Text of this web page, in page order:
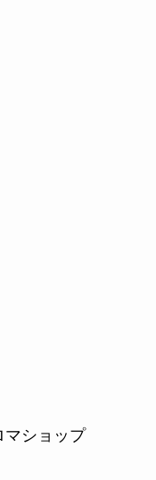
マショップ